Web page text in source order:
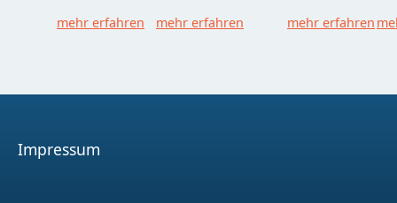
mehr erfahren mehr erfahren
mehr erfahren
Impressum